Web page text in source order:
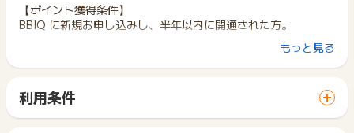
【ポイント獲得条件】
BBIQ に新規お申し込みし、半年以内に開通された方。
不正、虚偽、いたずら、登録不備、キャンセル、該当サイト以
もっと見る
利用条件